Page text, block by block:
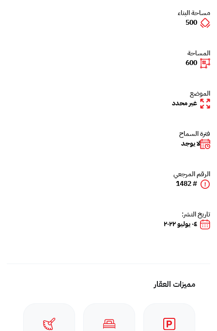
مساحة البناء
500
المساحة
600
الموضع
غير محدد
فترة السماح
لا يوجد
الرقم المرجعي
# 1482
تاريخ النشر:
٠٤ يوليو ٢٠٢٢
مميزات العقار